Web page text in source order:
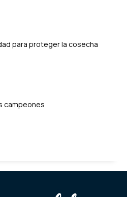
para proteger la cosecha
campeones